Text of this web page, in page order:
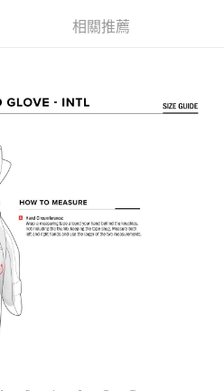
將依據個別帳號之用戶狀況，依本公司即
額度不足之情形，本公司將視審查結果
相關推薦